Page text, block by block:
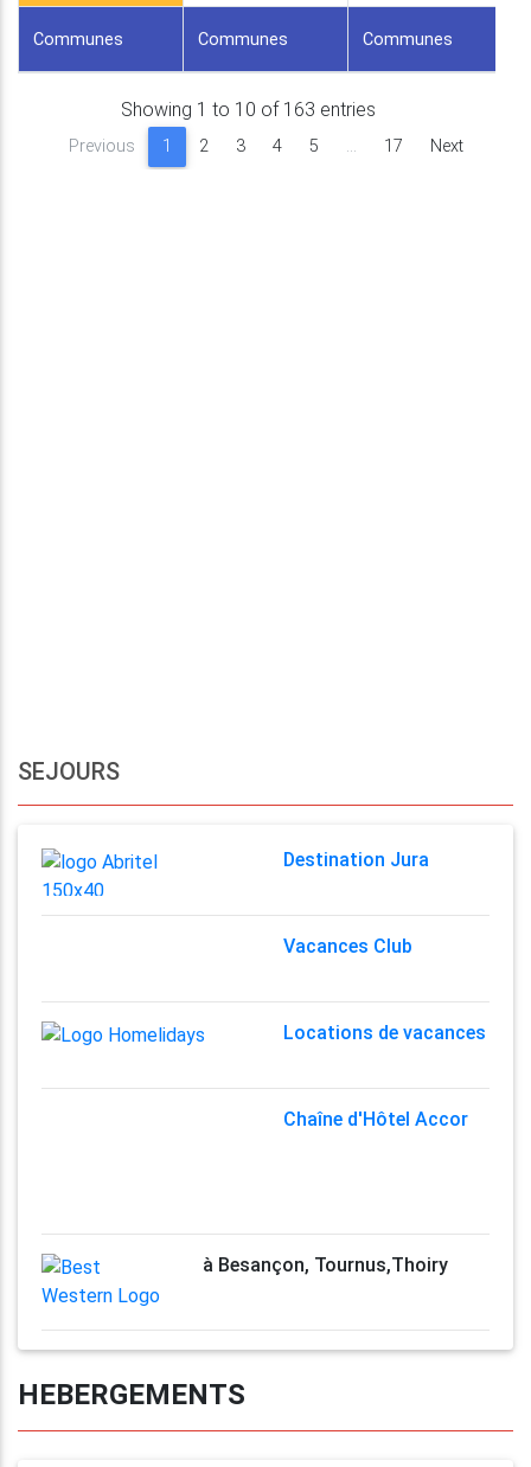
Communes Communes Communes
Showing 1 to 10 of 163 entries
Previous 1 2 3 4 5 … 17 Next
SEJOURS
Destination Jura
Vacances Club
Locations de vacances
Chaîne d'Hôtel Accor
à Besançon, Tournus,Thoiry
HEBERGEMENTS